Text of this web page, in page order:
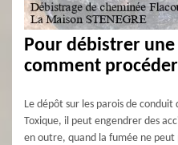
Pour débistrer
comment
Le dépôt sur les parois de
Toxique, il peut engendrer des
en outre, quand la fumée ne peut